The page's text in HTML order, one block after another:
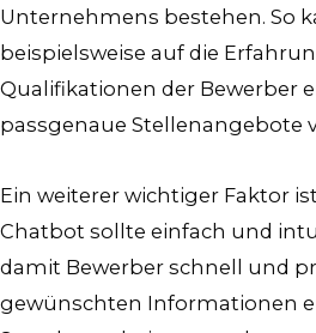
Unternehmens bestehen. So
beispielsweise auf die
Qualifikationen der Bewerber
passgenaue Stellenangebote
Ein weiterer wichtiger Faktor
Chatbot sollte einfach und
damit Bewerber schnell und
gewünschten Informationen